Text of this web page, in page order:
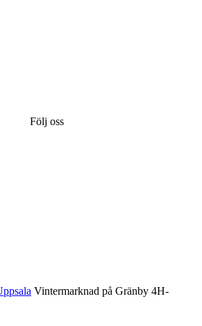
Följ oss
Vintermarknad på Gränby 4H-